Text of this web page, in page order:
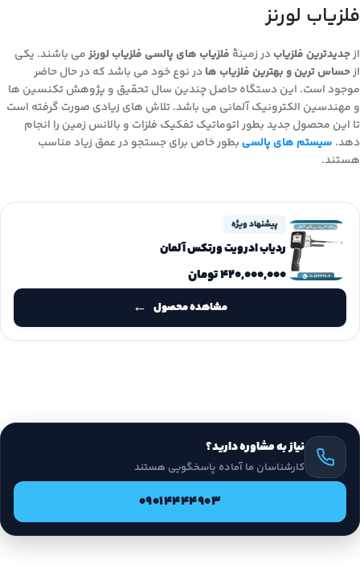
فلزیاب لورنز
ازجدیدترین فلزیابدر زمینۀ فلزیاب های پالسی فلزیاب لورنزمی باشند. یکی
ازحساس ترین و بهترین فلزیاب ها در نوع خود می باشد که در حال حاضر
موجود است. این دستگاه حاصل چندین سال تحقیق و پژوهش تکنسین ها
و مهندسین الکترونیک آلمانی می باشد. تلاش های زیادی صورت گرفته است
تا این محصول جدید بطور اتوماتیک تفکیک فلزات و بالانس زمین را انجام
دهد. سیستم های پالسیبطور خاص برای جستجو در عمق زیاد مناسب
هستند.
پیشنهاد ویژه
ردیاب ادرویت ورتکس آلمان
۴۲۰,۰۰۰,۰۰۰تومان
مشاهده محصول
نیاز به مشاوره دارید؟
کارشناسان ما آماده پاسخگویی هستند
09014444903